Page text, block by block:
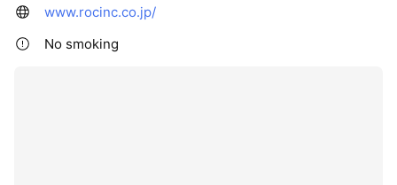
www.rocinc.co.jp/
No smoking